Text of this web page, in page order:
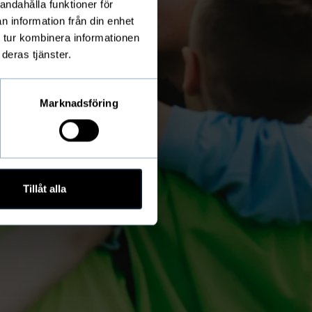
funktioner för
information från din enhet
kombinera informationen
tjänster.
Marknadsföring
Tillåt alla